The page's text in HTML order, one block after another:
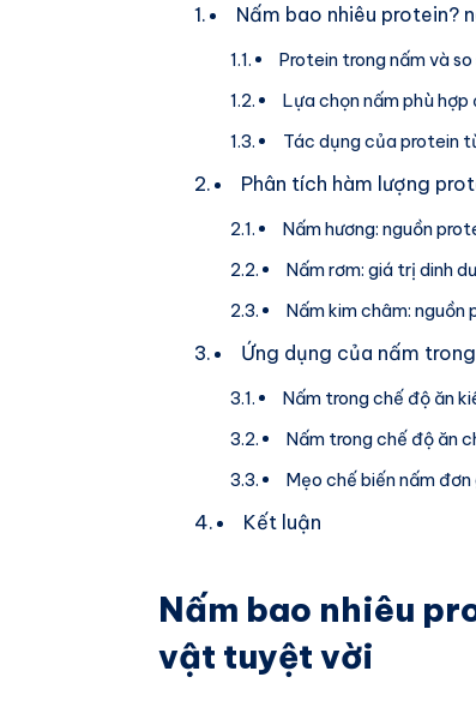
Nấm bao nhiêu protein?
Protein trong nấm và
Lựa chọn nấm phù hợp
Tác dụng của protein
Phân tích hàm lượng
Nấm hương: nguồn
Nấm rơm: giá trị dinh
Nấm kim châm: nguồn
Ứng dụng của nấm
Nấm trong chế độ ăn
Nấm trong chế độ ăn
Mẹo chế biến nấm
Kết luận
Nấm bao nhiêu
vật tuyệt vời